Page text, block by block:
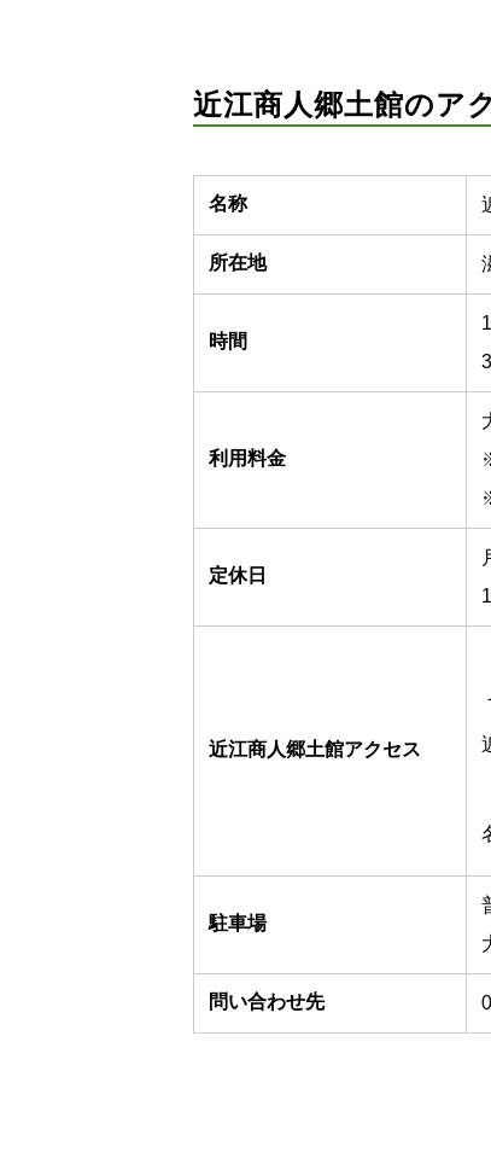
近江商人郷土館のア
名称
所在地
時間
利用料金
定休日
近江商人郷土館アクセス
駐車場
問い合わせ先